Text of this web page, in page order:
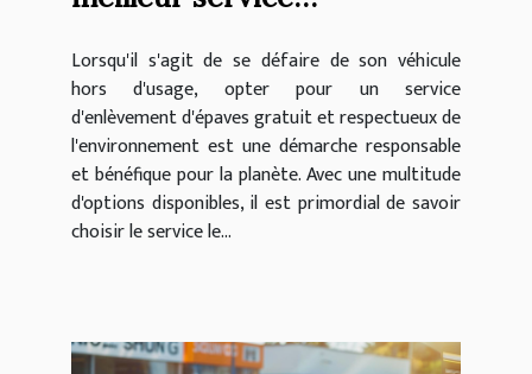
gratuit et écologique
Lorsqu'il s'agit de se défaire de son véhicule
hors d'usage, opter pour un service
d'enlèvement d'épaves gratuit et respectueux de
l'environnement est une démarche responsable
et bénéfique pour la planète. Avec une multitude
d'options disponibles, il est primordial de savoir
choisir le service le...